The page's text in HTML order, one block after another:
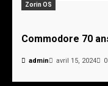
Zorin OS
Commodore 70
admin avril 15, 2024 0